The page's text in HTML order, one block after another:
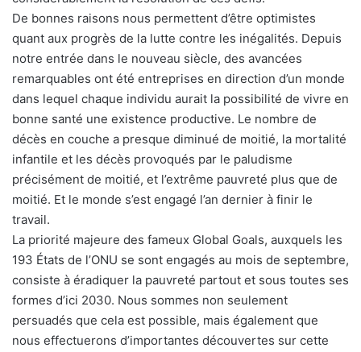
De bonnes raisons nous permettent d’être optimistes
quant aux progrès de la lutte contre les inégalités. Depuis
notre entrée dans le nouveau siècle, des avancées
remarquables ont été entreprises en direction d’un monde
dans lequel chaque individu aurait la possibilité de vivre en
bonne santé une existence productive. Le nombre de
décès en couche a presque diminué de moitié, la mortalité
infantile et les décès provoqués par le paludisme
précisément de moitié, et l’extrême pauvreté plus que de
moitié. Et le monde s’est engagé l’an dernier à finir le
travail.
La priorité majeure des fameux Global Goals, auxquels les
193 États de l’ONU se sont engagés au mois de septembre,
consiste à éradiquer la pauvreté partout et sous toutes ses
formes d’ici 2030. Nous sommes non seulement
persuadés que cela est possible, mais également que
nous effectuerons d’importantes découvertes sur cette